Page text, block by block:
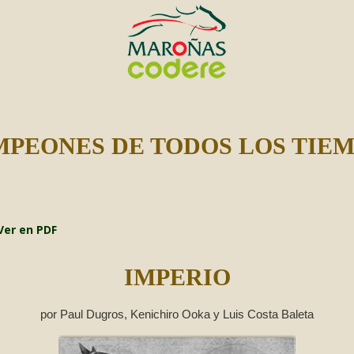
DE TODOS LOS
en PDF
IMPERIO
por Paul Dugros, Kenichiro Ooka y Luis Costa Baleta